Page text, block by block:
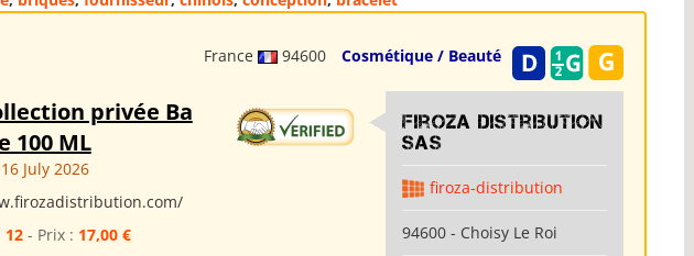
France 94600 Cosmétique / Beauté
privée Ba
100 ML
July 2026
12- Prix : 17,00 €
Firoza Distribution
SAS
firoza-distribution
94600 - Choisy Le Roi